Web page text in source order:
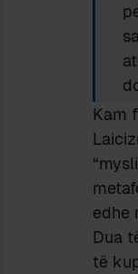
Kam
edhe
Dua
të